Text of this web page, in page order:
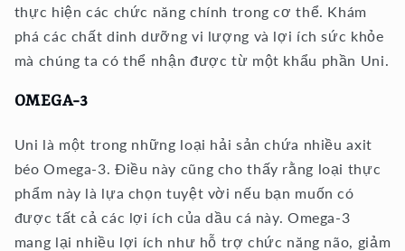
thực hiện các chức năng chính trong cơ thể. Khám
phá các chất dinh dưỡng vi lượng và lợi ích sức khỏe
mà chúng ta có thể nhận được từ một khẩu phần Uni.
OMEGA-3
Uni là một trong những loại hải sản chứa nhiều axit
béo Omega-3. Điều này cũng cho thấy rằng loại thực
phẩm này là lựa chọn tuyệt vời nếu bạn muốn có
được tất cả các lợi ích của dầu cá này. Omega-3
mang lại nhiều lợi ích như hỗ trợ chức năng não, giảm